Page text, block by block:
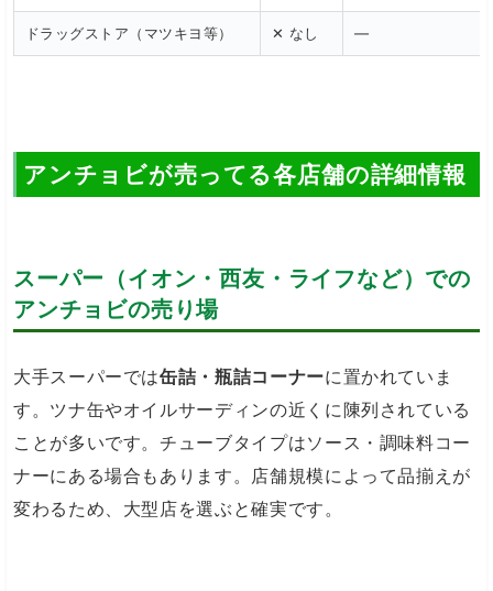
ドラッグストア（マツキヨ等） ✕ なし —
アンチョビが売ってる各店舗の詳細情報
スーパー（イオン・西友・ライフなど）での
アンチョビの売り場
大手スーパーでは缶詰・瓶詰コーナーに置かれていま
す。ツナ缶やオイルサーディンの近くに陳列されている
ことが多いです。チューブタイプはソース・調味料コー
ナーにある場合もあります。店舗規模によって品揃えが
変わるため、大型店を選ぶと確実です。